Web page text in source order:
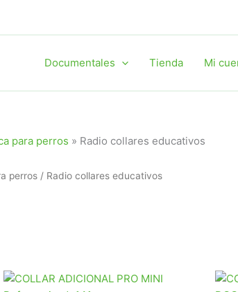
Documentales Tienda Mi
para perros » Radio collares educativos
perros / Radio collares educativos